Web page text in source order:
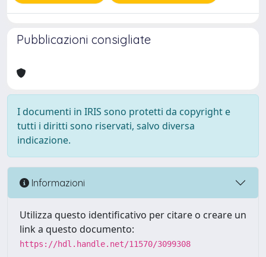
Pubblicazioni consigliate
I documenti in IRIS sono protetti da copyright e
tutti i diritti sono riservati, salvo diversa
indicazione.
Informazioni
Utilizza questo identificativo per citare o creare un
link a questo documento:
https://hdl.handle.net/11570/3099308